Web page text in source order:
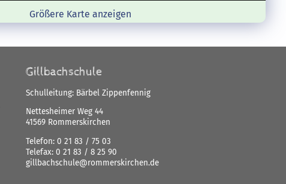
Größere Karte anzeigen
Gillbachschule
Schulleitung: Bärbel Zippenfennig
Nettesheimer Weg 44
41569 Rommerskirchen
Telefon:0 21 83 / 75 03
Telefax:0 21 83 / 8 25 90
gillbachschule@rommerskirchen.de